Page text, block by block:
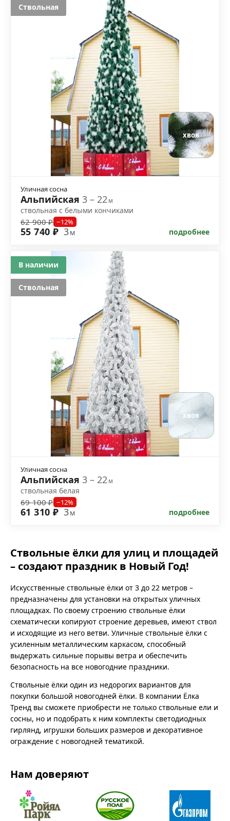
хвоя
Уличная сосна
Альпийская 3 – 22м
ствольная с белыми кончиками
62 900 ₽ −12%
55 740 ₽ 3м подробнее
Ствольная
хвоя
Уличная сосна
Альпийская 3 – 22м
ствольная белая
69 100 ₽ −12%
61 310 ₽ 3м подробнее
В наличии
Ствольная
Ствольные ёлки для улиц и площадей
– создают праздник в Новый Год!
Искусственные ствольные ёлки от 3 до 22 метров –
предназначены для установки на открытых уличных
площадках. По своему строению ствольные ёлки
схематически копируют строение деревьев, имеют ствол
и исходящие из него ветви. Уличные ствольные ёлки с
усиленным металлическим каркасом, способный
выдержать сильные порывы ветра и обеспечить
безопасность на все новогодние праздники.
Ствольные ёлки один из недорогих вариантов для
покупки большой новогодней ёлки. В компании Ёлка
Тренд вы сможете приобрести не только ствольные ели и
сосны, но и подобрать к ним комплекты светодиодных
гирлянд, игрушки больших размеров и декоративное
ограждение с новогодней тематикой.
Нам доверяют